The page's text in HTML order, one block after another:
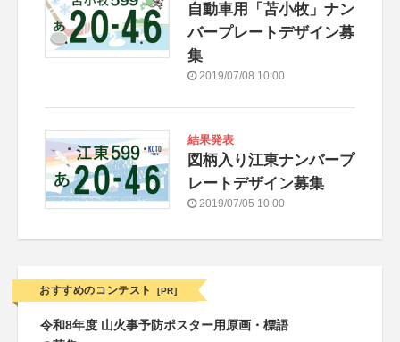
自動車用「苫小牧」ナン
バープレートデザイン募
集
2019/07/08 10:00
結果発表
図柄入り江東ナンバープ
レートデザイン募集
2019/07/05 10:00
おすすめのコンテスト [PR]
令和8年度 山火事予防ポスター用原画・標語